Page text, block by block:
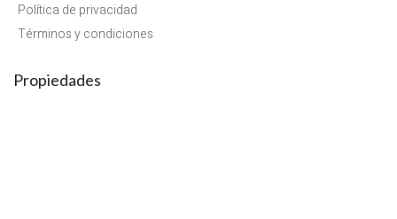
Política de privacidad
Términos y condiciones
Propiedades